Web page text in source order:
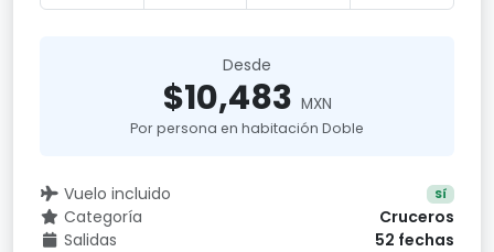
Desde
$10,483 MXN
Por persona en habitación Doble
Vuelo incluido Sí
Categoría
Cruceros
Salidas
52 fechas